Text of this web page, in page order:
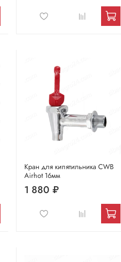
Кран для кипятильника CWB
Airhot 16мм
1 880 ₽